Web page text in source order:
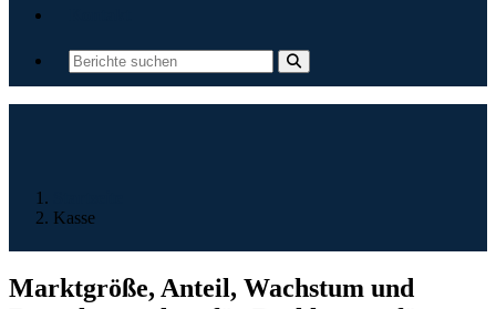
Kasse
Marktgröße, Anteil, Wachstum und